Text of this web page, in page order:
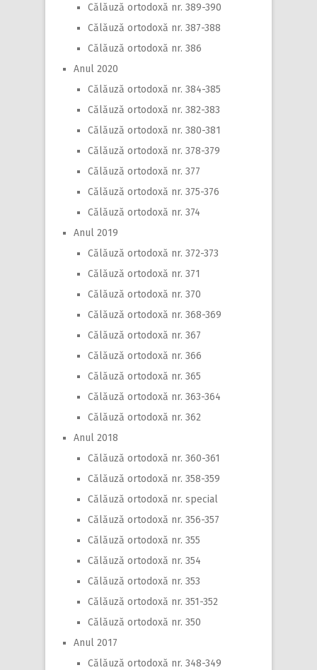
Călăuză ortodoxă nr. 389-390
Călăuză ortodoxă nr. 387-388
Călăuză ortodoxă nr. 386
Anul 2020
Călăuză ortodoxă nr. 384-385
Călăuză ortodoxă nr. 382-383
Călăuză ortodoxă nr. 380-381
Călăuză ortodoxă nr. 378-379
Călăuză ortodoxă nr. 377
Călăuză ortodoxă nr. 375-376
Călăuză ortodoxă nr. 374
Anul 2019
Călăuză ortodoxă nr. 372-373
Călăuză ortodoxă nr. 371
Călăuză ortodoxă nr. 370
Călăuză ortodoxă nr. 368-369
Călăuză ortodoxă nr. 367
Călăuză ortodoxă nr. 366
Călăuză ortodoxă nr. 365
Călăuză ortodoxă nr. 363-364
Călăuză ortodoxă nr. 362
Anul 2018
Călăuză ortodoxă nr. 360-361
Călăuză ortodoxă nr. 358-359
Călăuză ortodoxă nr. special
Călăuză ortodoxă nr. 356-357
Călăuză ortodoxă nr. 355
Călăuză ortodoxă nr. 354
Călăuză ortodoxă nr. 353
Călăuză ortodoxă nr. 351-352
Călăuză ortodoxă nr. 350
Anul 2017
Călăuză ortodoxă nr. 348-349